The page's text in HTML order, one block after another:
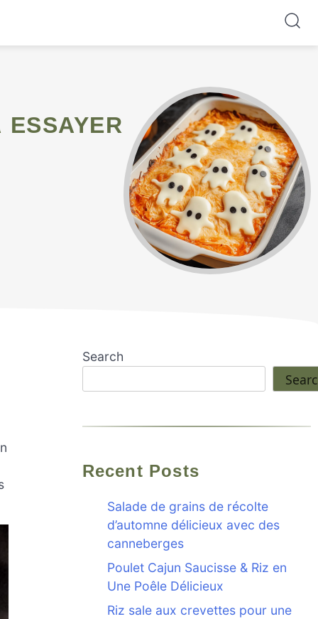
Search
Recent Posts
Salade de grains de récolte
d’automne délicieux avec des
canneberges
Poulet Cajun Saucisse & Riz en
Une Poêle Délicieux
Riz sale aux crevettes pour une